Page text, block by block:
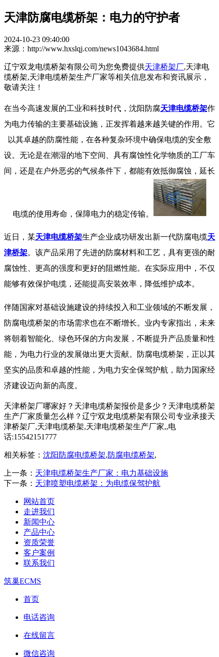
天津防腐电缆桥架：电力的守护者
2024-10-23 09:40:00
来源：http://www.hxslqj.com/news1043684.html
辽宁双龙电缆桥架有限公司为您免费提供天津桥架厂,天津电
缆桥架,天津电缆桥架生产厂家等相关信息发布和资讯展示，
敬请关注！
在当今高速发展的工业和科技时代，沈阳防腐天津电缆桥架作
为电力传输的主要基础设施，正发挥着越来越关键的作用。它
以其卓越的防腐性能，在各种复杂环境中确保电缆的安全敷
设。无论是在潮湿的地下空间、具有腐蚀性化学物质的工厂车
间，还是在户外恶劣的气候条件下，都能有效抵御腐蚀，延长
电缆的使用寿命，保障电力的稳定传输。
近日，某天津电缆桥架生产企业成功研发出新一代防腐电缆天
津桥架。该产品采用了先进的防腐材料和工艺，具有更强的耐
腐蚀性、更高的强度和更好的阻燃性能。在实际应用中，不仅
能够有效保护电缆，还能提高安装效率，降低维护成本。
伴随国家对基础设施建设的持续投入和工业领域的不断发展，
防腐电缆桥架的市场需求也在不断增长。业内专家指出，未来
将朝着智能化、绿色环保的方向发展，不断提升产品质量和性
能，为电力行业的发展做出更大贡献。防腐电缆桥架，正以其
坚实的品质和卓越的性能，为电力安全保驾护航，助力国家经
济建设迈向新的高度。
天津桥架厂哪家好？天津电缆桥架报价是多少？天津电缆桥架
生产厂家质量怎么样？辽宁双龙电缆桥架有限公司专业承接天
津桥架厂,天津电缆桥架,天津电缆桥架生产厂家,,电
话:15542151777
相关标签： 沈阳防腐电缆桥架,防腐电缆桥架,
上一条： 天津电缆桥架生产厂家：电力基础设施
下一条： 天津喷塑电缆桥架：为电缆保驾护航
网站首页
走进我们
新闻中心
产品中心
资质荣誉
客户案例
联系我们
筑巢ECMS
首页
电话咨询
在线留言
微信咨询